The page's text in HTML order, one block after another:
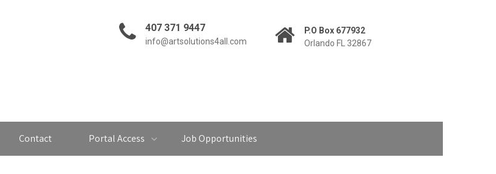
407 371 9447
info@artsolutions4all.com
P.O Box 677932
Orlando FL 32867
Contact Portal Access Job Opportunities